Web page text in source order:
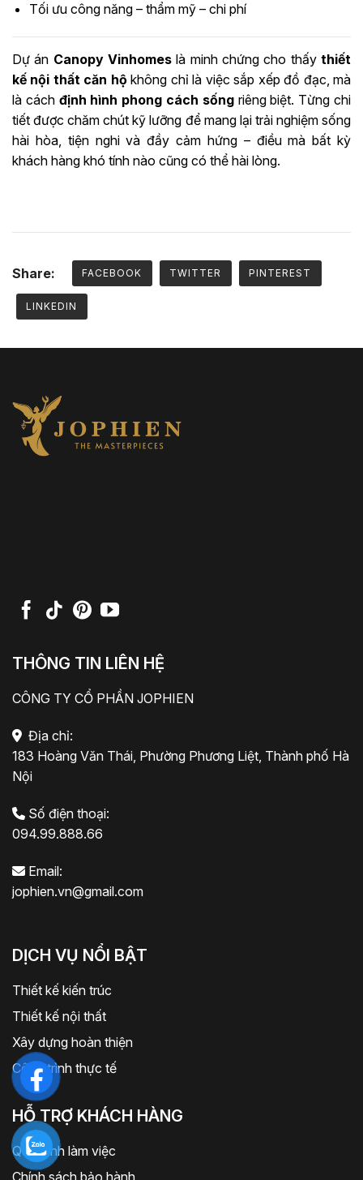
Tối ưu công năng – thẩm mỹ – chi phí
Dự án Canopy Vinhomes là minh chứng cho thấythiết
kế nội thất căn hộkhông chỉ là việc sắp xếp đồ đạc, mà
là cách định hình phong cách sốngriêng biệt. Từng chi
tiết được chăm chút kỹ lưỡng để mang lại trải nghiệm sống
hài hòa, tiện nghi và đầy cảm hứng – điều mà bất kỳ
khách hàng khó tính nào cũng có thể hài lòng.
Share: FACEBOOK TWITTER PINTEREST
LINKEDIN
THÔNG TIN LIÊN HỆ
CÔNG TY CỔ PHẦN JOPHIEN
Địa chỉ:
183 Hoàng Văn Thái, Phường Phương Liệt, Thành phố Hà
Nội
Số điện thoại:
094.99.888.66
Email:
jophien.vn@gmail.com
DỊCH VỤ NỔI BẬT
Thiết kế kiến trúc
Thiết kế nội thất
Xây dựng hoàn thiện
Công trình thực tế
HỖ TRỢ KHÁCH HÀNG
Quy trình làm việc